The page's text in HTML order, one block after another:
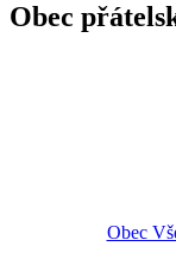
Obec
Obec